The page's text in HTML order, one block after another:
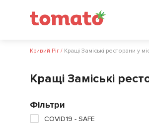
Кривий Ріг / Кращі Заміські ресторани у
Кращі Заміські
Фільтри
COVID19 - SAFE